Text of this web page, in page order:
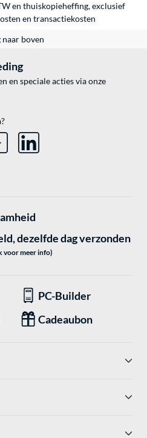
en thuiskopieheffing, exclusief
en transactiekosten
naar boven
en speciale acties via onze
dezelfde dag verzonden
voor meer info)
PC-Builder
Cadeaubon